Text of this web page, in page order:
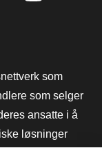
som
som selger
ansatte i å
løsninger